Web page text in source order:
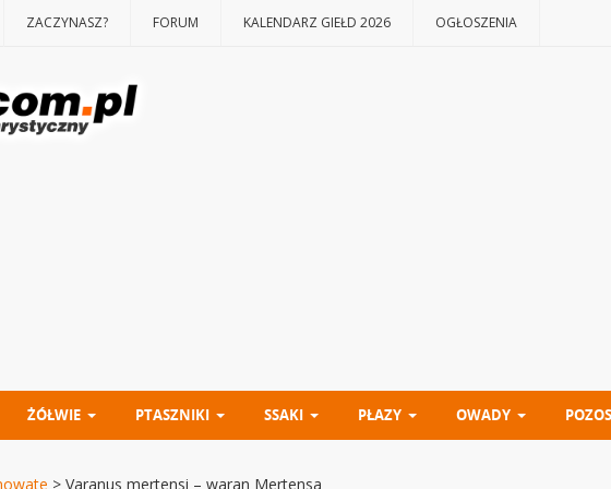
ZACZYNASZ? FORUM KALENDARZ GIEŁD 2026 OGŁOSZENIA
ŻÓŁWIE PTASZNIKI SSAKI PŁAZY OWADY
> Varanus mertensi – waran Mertensa